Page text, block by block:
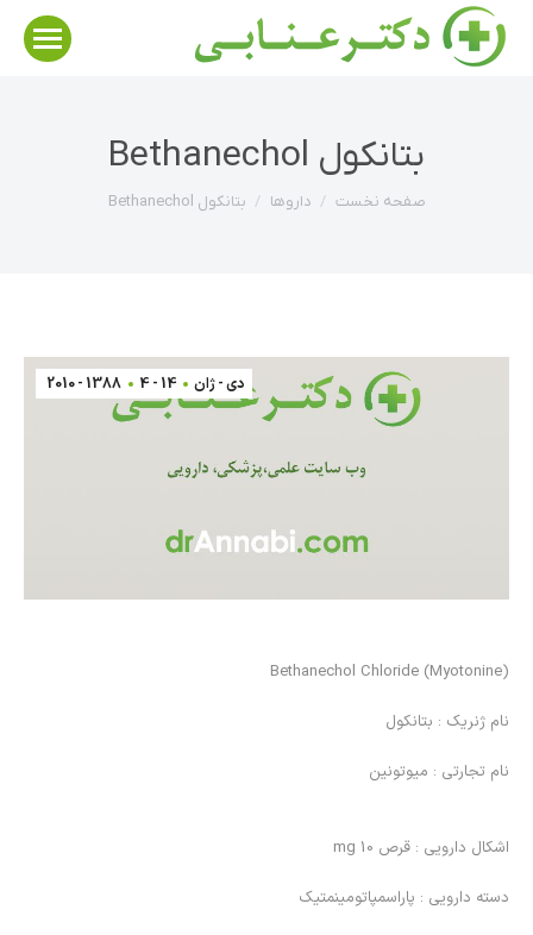
بتانکول Bethanechol
مکان شما:
صفحه نخست داروها بتانکول Bethanechol
دی - ژان 14 - 4
1388 - 2010
(Bethanechol Chloride (Myotonine
نام ژنريك : بتانكول
نام تجارتي : ميوتونين
اشكال دارويي : قرص 10 mg
دسته دارويي : پاراسمپاتومينمتيك